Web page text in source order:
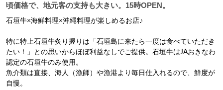
頃価格で、地元客の支持も大きい。15時OPEN。
石垣牛×海鮮料理×沖縄料理が楽しめるお店♪
特に特上石垣牛炙り握りは「石垣島に来たら一度は食べていただき
たい！」との思いからほぼ利益なしでご提供。石垣牛はJAおきなわ
認定の石垣牛のみ使用。
魚介類は直接、海人（漁師）や漁港より毎日仕入れるので、鮮度が
自慢。